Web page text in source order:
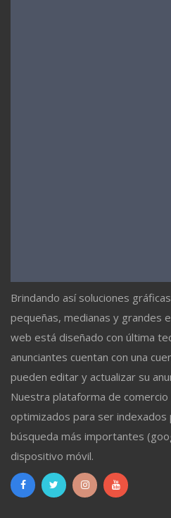
Brindando así soluciones
pequeñas, medianas y grandes
web está diseñado con última
anunciantes cuentan con una
pueden editar y actualizar su
Nuestra plataforma de
optimizados para ser
búsqueda más importantes
dispositivo móvil.